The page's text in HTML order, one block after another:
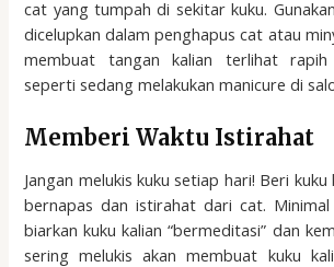
cat yang tumpah di sekitar kuku.
dicelupkan dalam penghapus cat atau
membuat tangan kalian terlihat rapih
seperti sedang melakukan manicure di
Memberi Waktu Istirahat
Jangan melukis kuku setiap hari! Beri
bernapas dan istirahat dari cat.
biarkan kuku kalian “bermeditasi” dan
sering melukis akan membuat kuku